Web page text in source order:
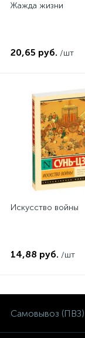
Жажда жизни
20,65 руб. /шт
Искусство войны
14,88 руб. /шт
Самовывоз (ПВЗ)